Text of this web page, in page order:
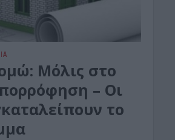
Μόλις στο
– Οι
το